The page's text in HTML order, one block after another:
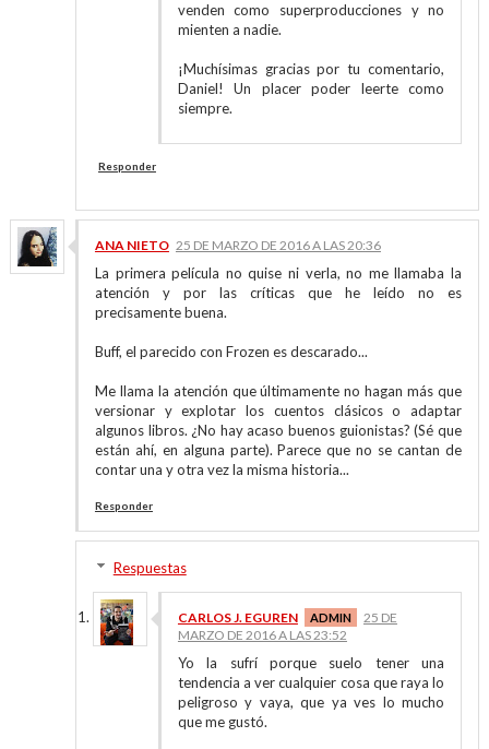
venden como superproducciones y no
mienten a nadie.
¡Muchísimas gracias por tu comentario,
Daniel! Un placer poder leerte como
siempre.
Responder
ANA NIETO 25 DE MARZO DE 2016 A LAS 20:36
La primera película no quise ni verla, no me llamaba la
atención y por las críticas que he leído no es
precisamente buena.
Buff, el parecido con Frozen es descarado...
Me llama la atención que últimamente no hagan más que
versionar y explotar los cuentos clásicos o adaptar
algunos libros. ¿No hay acaso buenos guionistas? (Sé que
están ahí, en alguna parte). Parece que no se cantan de
contar una y otra vez la misma historia...
Responder
Respuestas
CARLOS J. EGUREN
25 DE
MARZO DE 2016 A LAS 23:52
Yo la sufrí porque suelo tener una
tendencia a ver cualquier cosa que raya lo
peligroso y vaya, que ya ves lo mucho
que me gustó.